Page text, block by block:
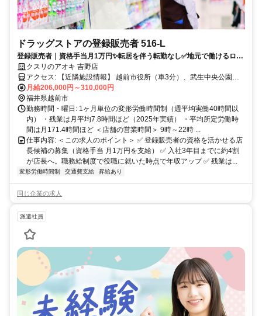
ドラッグストアの登録販売者 516-L
登録販売者｜資格手当月1万円✨転居を伴う転勤なし✅地元で働けるロー
カル社員
クスリのアオキ 吉野店
アクセス: 【近隣施設情報】 越前市役所（車3分）、武生中央公園
月給206,000円～310,000円
福井県越前市
勤務時間・曜日: 1ヶ月単位の変形労働時間制（週平均実働40時間以
内） ・残業は月平均7.8時間ほど（2025年実績） ・平均所定労働時
間は月171.4時間ほど ＜店舗の営業時間＞ 9時～22時 ...
仕事内容: ＜この求人のポイント＞ ✅ 登録販売者の資格を活かせる店
長候補の募集（資格手当 月1万円を支給） ✅ 入社3年目までに約4割
が店長へ。職務給制度で役職に就いた時点で年収アップ ✅ 残業は...
変形労働時間制 交通費支給 昇給あり
同じ企業の求人
派遣社員